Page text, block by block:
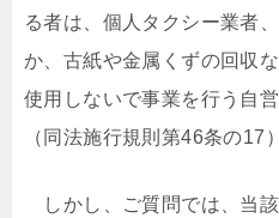
る者は、個人タクシー業者
か、古紙や金属くずの回収
使用しないで事業を行う自
（同法施行規則第46条の17
しかし、ご質問では、当